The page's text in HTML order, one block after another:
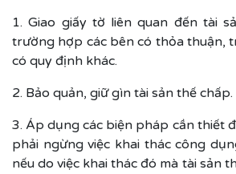
1. Giao giấy tờ liên quan đến tài
trường hợp các bên có thỏa thuận,
có quy định khác.
2. Bảo quản, giữ gìn tài sản thế chấp.
3. Áp dụng các biện pháp cần thiết
phải ngừng việc khai thác công
nếu do việc khai thác đó mà tài sản